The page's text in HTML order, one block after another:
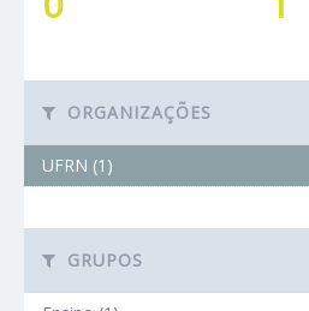
ORGANIZAÇÕES
UFRN (1)
GRUPOS